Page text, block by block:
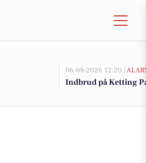
06-08-2026 12:20 |
Indbrud på Ketting